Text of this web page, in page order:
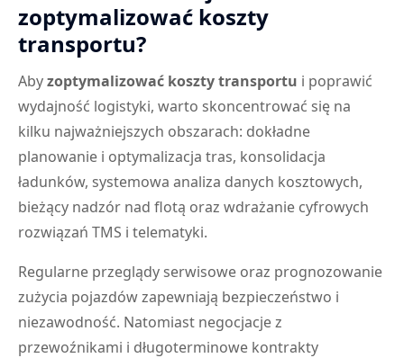
zoptymalizować koszty
transportu?
Abyzoptymalizować koszty transportu i poprawić
wydajność logistyki, warto skoncentrować się na
kilku najważniejszych obszarach: dokładne
planowanie i optymalizacja tras, konsolidacja
ładunków, systemowa analiza danych kosztowych,
bieżący nadzór nad flotą oraz wdrażanie cyfrowych
rozwiązań TMS i telematyki.
Regularne przeglądy serwisowe oraz prognozowanie
zużycia pojazdów zapewniają bezpieczeństwo i
niezawodność. Natomiast negocjacje z
przewoźnikami i długoterminowe kontrakty